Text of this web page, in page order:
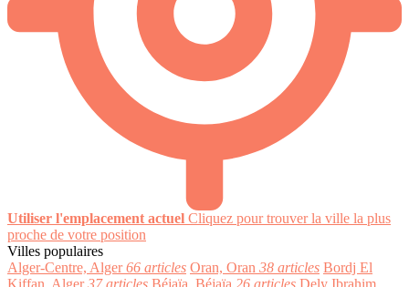
Utiliser l'emplacement actuel Cliquez pour trouver la ville la plus
proche de votre position
Villes populaires
Alger-Centre, Alger66 articles Oran, Oran 38 articles Bordj El
Kiffan, Alger37 articles Béjaïa, Béjaïa 26 articles Dely Ibrahim,